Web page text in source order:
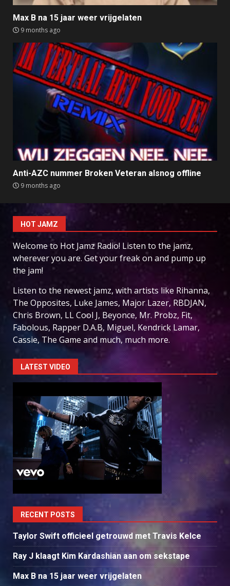
Max B na 15 jaar weer vrijgelaten
9 months ago
Anti-AZC nummer Broken Veteran alsnog offline
9 months ago
HOT JAMZ
Welcome to Hot Jamz Radio! Listen to the jamz,
wherever you are. Get your freak on and pump up
the jam!
Listen to the newest jamz, with artists like Rihanna,
The Opposites, Luke James, Major Lazer, RBDJAN,
Chris Brown, LL Cool J, Beyonce, Mr. Probz, Fit,
Fabolous, Rapper D.A.B, Miguel, Kendrick Lamar,
Cassie, The Game and much, much more.
LATEST VIDEO
RECENT POSTS
Taylor Swift officieel getrouwd met Travis Kelce
Ray J klaagt Kim Kardashian aan om sekstape
Max B na 15 jaar weer vrijgelaten